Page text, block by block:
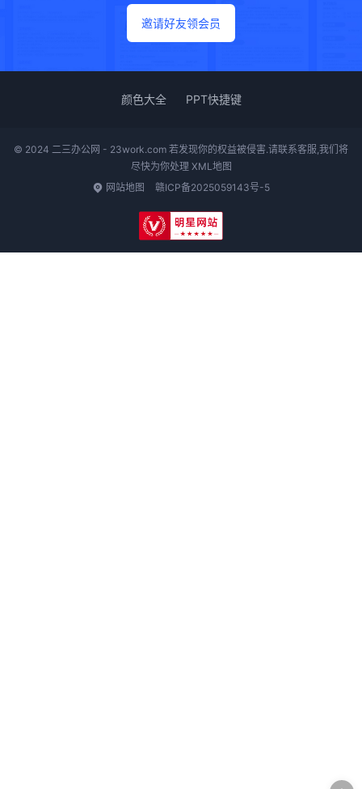
邀请好友领会员
颜色大全 PPT快捷键
© 2024 二三办公网 - 23work.com 若发现你的权益被侵害.请联系客服,我们将
尽快为你处理 XML地图
网站地图
赣ICP备2025059143号-5